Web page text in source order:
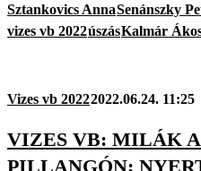
Sztankovics AnnaSenánszky
vizes vb 2022úszásKalmár
Vizes vb 20222022.06.24. 11:25
VIZES VB: MILÁK
PILLANGÓN;